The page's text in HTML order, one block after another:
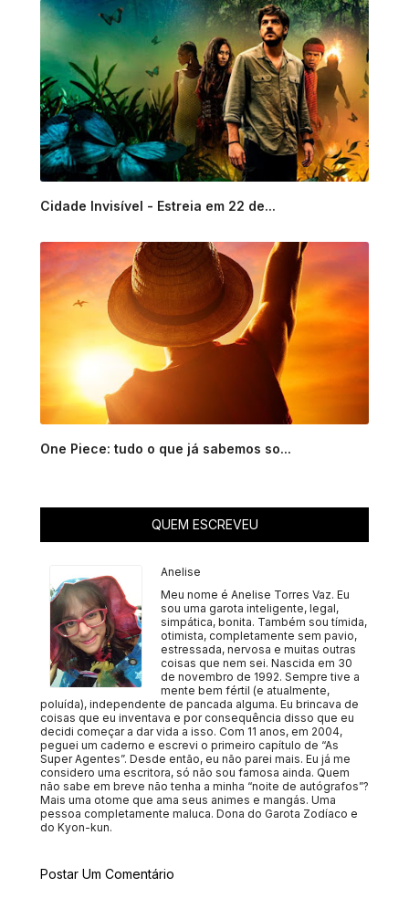
Cidade Invisível - Estreia em 22 de...
One Piece: tudo o que já sabemos so...
QUEM ESCREVEU
Anelise
Meu nome é Anelise Torres Vaz. Eu
sou uma garota inteligente, legal,
simpática, bonita. Também sou tímida,
otimista, completamente sem pavio,
estressada, nervosa e muitas outras
coisas que nem sei. Nascida em 30
de novembro de 1992. Sempre tive a
mente bem fértil (e atualmente,
poluída), independente de pancada alguma. Eu brincava de
coisas que eu inventava e por consequência disso que eu
decidi começar a dar vida a isso. Com 11 anos, em 2004,
peguei um caderno e escrevi o primeiro capítulo de “As
Super Agentes”. Desde então, eu não parei mais. Eu já me
considero uma escritora, só não sou famosa ainda. Quem
não sabe em breve não tenha a minha “noite de autógrafos”?
Mais uma otome que ama seus animes e mangás. Uma
pessoa completamente maluca. Dona do Garota Zodíaco e
do Kyon-kun.
Postar Um Comentário